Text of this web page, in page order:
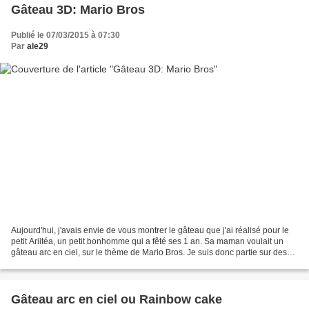
Gâteau 3D: Mario Bros
Publié le 07/03/2015 à 07:30
Par ale29
Aujourd'hui, j'avais envie de vous montrer le gâteau que j'ai réalisé pour le
petit Ariitéa, un petit bonhomme qui a fêté ses 1 an. Sa maman voulait un
gâteau arc en ciel, sur le thème de Mario Bros. Je suis donc partie sur des
Gâteau arc en ciel ou Rainbow cake